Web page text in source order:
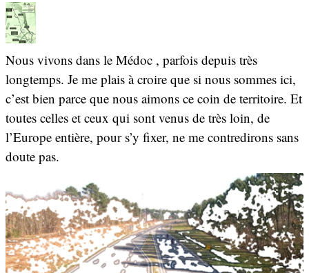
Nous vivons dans le Médoc , parfois depuis très
longtemps. Je me plais à croire que si nous sommes ici,
c’est bien parce que nous aimons ce coin de territoire. Et
toutes celles et ceux qui sont venus de très loin, de
l’Europe entière, pour s’y fixer, ne me contredirons sans
doute pas.